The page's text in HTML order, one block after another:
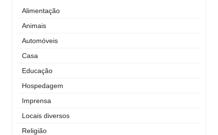
Alimentação
Animais
Automóveis
Casa
Educação
Hospedagem
Imprensa
Locais diversos
Religião